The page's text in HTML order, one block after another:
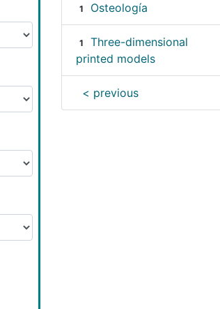
1 Osteología
1
Three-dimensional
printed models
< previous